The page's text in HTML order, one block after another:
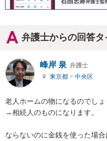
弁護士からの回答
峰岸 泉 弁護士
東京都 > 中央区
老人ホームの物になるのでしょ
→相続人のものになります。
ならないのに金銭を使った場